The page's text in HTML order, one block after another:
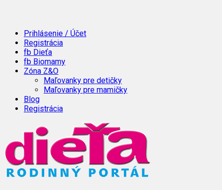
Prihlásenie / Účet
Registrácia
fb Dieťa
fb Biomamy
Zóna Z&O
Maľovanky pre detičky
Maľovanky pre mamičky
Blog
Registrácia